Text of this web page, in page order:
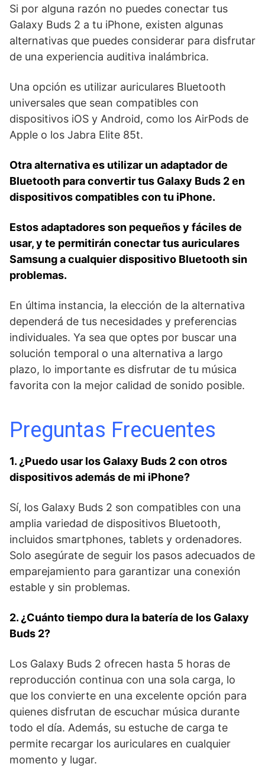
Si por alguna razón no‌ puedes conectar tus
Galaxy Buds 2 a tu iPhone,⁤ existen algunas
alternativas que puedes considerar para disfrutar
de una experiencia ⁣auditiva inalámbrica.⁣
Una ⁣opción es utilizar auriculares Bluetooth
⁤universales que sean compatibles con
dispositivos iOS y ⁤Android, como los ​AirPods de
Apple o los Jabra Elite 85t.
Otra alternativa ⁤es utilizar ‌un⁣ adaptador de
Bluetooth para convertir ⁢tus Galaxy⁣ Buds 2 en
dispositivos compatibles con tu iPhone.
Estos adaptadores son pequeños y fáciles de
⁤usar, y​ te permitirán conectar tus auriculares
Samsung a cualquier dispositivo Bluetooth sin
problemas.
En última⁢ instancia, la elección de la alternativa ​
dependerá de tus necesidades ⁤y preferencias
individuales. Ya ⁢sea que⁣ optes por buscar una
solución temporal o​ una​ alternativa a largo
plazo, lo importante es disfrutar de tu música
favorita con la mejor calidad de sonido posible.
Preguntas ⁢Frecuentes
1. ¿Puedo usar los Galaxy Buds 2 con otros
dispositivos además de mi iPhone?
Sí, los Galaxy Buds⁢ 2 son ⁣compatibles con una⁣
amplia ⁢variedad de dispositivos Bluetooth,
incluidos smartphones, tablets y ordenadores.
Solo asegúrate de⁣ seguir los pasos adecuados de
emparejamiento para garantizar una​ conexión
estable y sin problemas.
2. ¿Cuánto tiempo dura‍ la batería de los Galaxy
Buds 2?
Los Galaxy Buds 2 ofrecen hasta 5 horas de
reproducción continua con una sola carga, lo
⁢que los convierte en una excelente opción para
quienes disfrutan de escuchar música durante
todo el día. Además, su estuche de carga te
permite recargar‌ los auriculares en cualquier
momento y lugar.